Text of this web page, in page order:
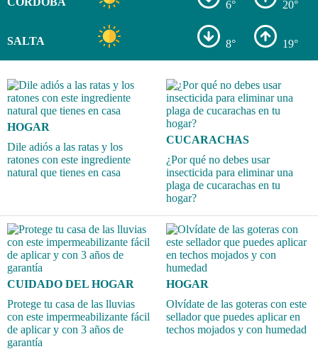
6° 20°
SALTA 8° 19°
HOGAR
Dile adiós a las ratas y los
ratones con este ingrediente
natural que tienes en casa
CUCARACHAS
¿Por qué no debes usar
insecticida para eliminar una
plaga de cucarachas en tu
hogar?
CUIDADO DEL HOGAR
Protege tu casa de las lluvias
con este impermeabilizante fácil
de aplicar y con 3 años de
garantía
HOGAR
Olvídate de las goteras con este
sellador que puedes aplicar en
techos mojados y con humedad